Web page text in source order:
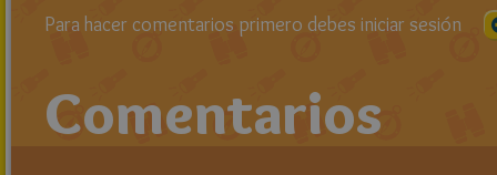
Para hacer comentarios primero debes iniciar sesión
Comentarios